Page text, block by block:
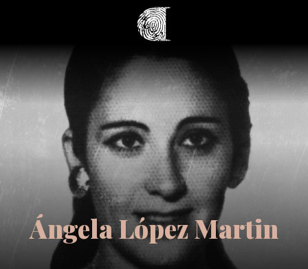
Ángela López Martin